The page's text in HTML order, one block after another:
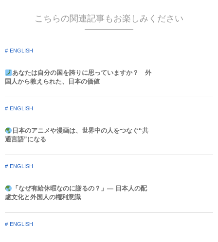
こちらの関連記事もお楽しみください
ENGLISH
あなたは自分の国を誇りに思っていますか？ 外
国人から教えられた、日本の価値
ENGLISH
日本のアニメや漫画は、世界中の人をつなぐ“共
通言語”になる
ENGLISH
「なぜ有給休暇なのに謝るの？」― 日本人の配
慮文化と外国人の権利意識​
ENGLISH